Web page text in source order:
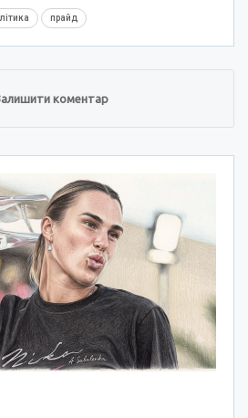
прайд
коментар